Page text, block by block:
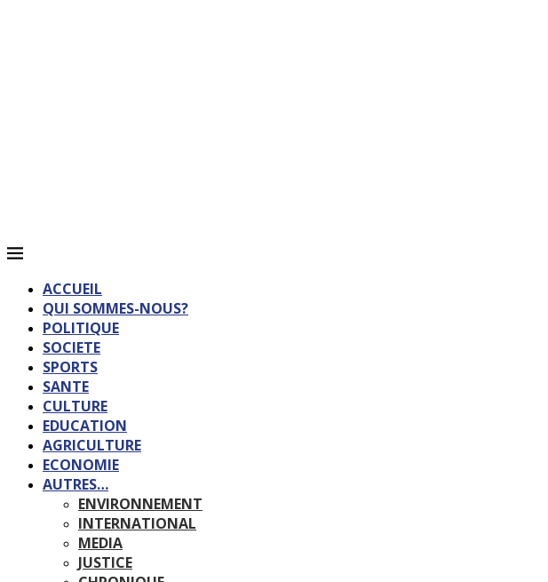
ACCUEIL
QUI SOMMES-NOUS?
POLITIQUE
SOCIETE
SPORTS
SANTE
CULTURE
EDUCATION
AGRICULTURE
ECONOMIE
AUTRES…
ENVIRONNEMENT
INTERNATIONAL
MEDIA
JUSTICE